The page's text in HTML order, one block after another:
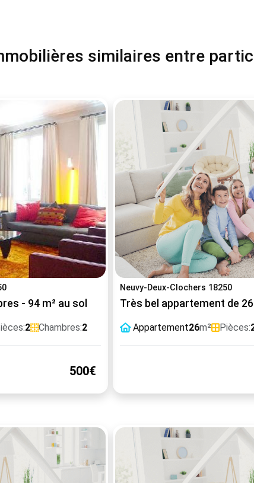
similaires entre
- 94 m² au sol
2 Chambres:2
500€
Neuvy-Deux-Clochers 18250
Très bel appartement de 26
Appartement26m² Pièces: